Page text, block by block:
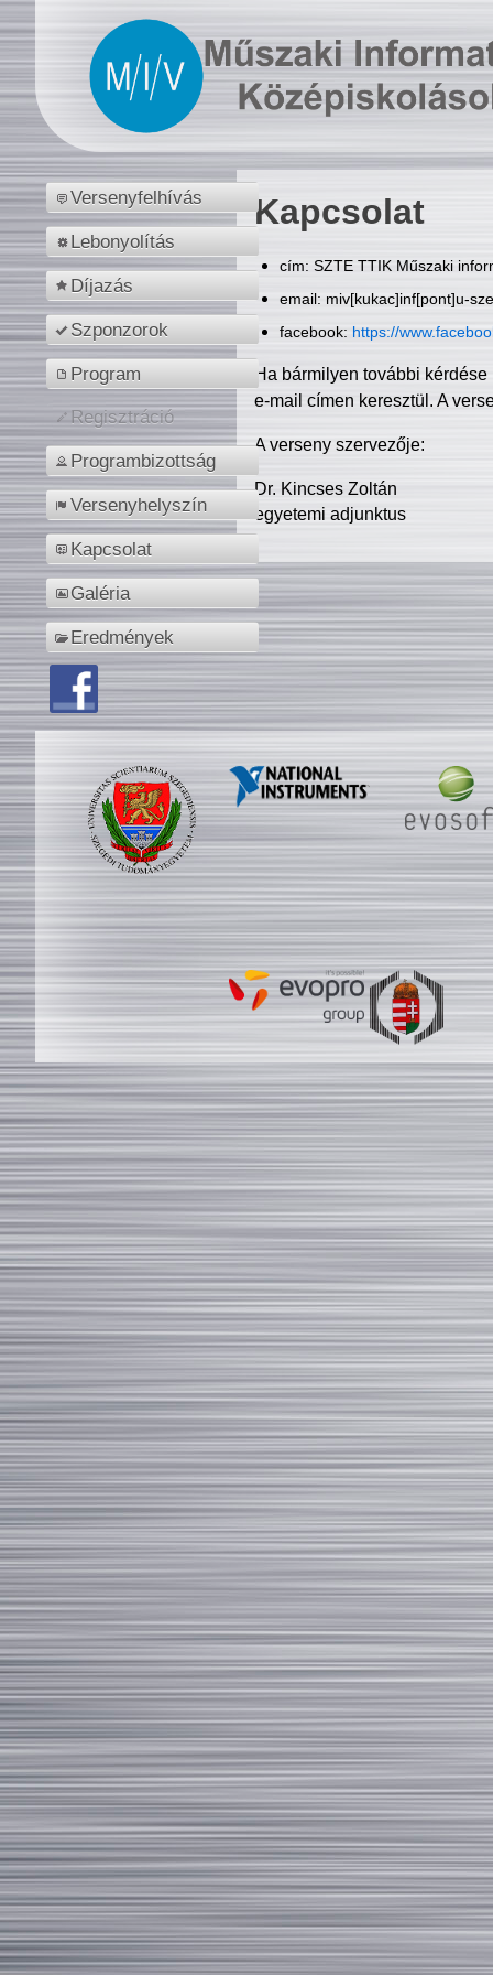
Versenyfelhívás
Lebonyolítás
Díjazás
Szponzorok
Program
Regisztráció
Programbizottság
Versenyhelyszín
Kapcsolat
Galéria
Eredmények
Kapcsolat
cím: SZTE TTIK Műszaki
email: miv[kukac]inf[pont]u-
facebook: https://
Ha bármilyen további
e-mail címen keresztül. A
A verseny szervezője:
Dr. Kincses Zoltán
egyetemi adjunktus